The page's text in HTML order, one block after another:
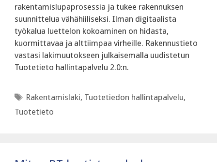
rakentamislupaprosessia ja tukee rakennuksen
suunnittelua vähähiiliseksi. Ilman digitaalista
työkalua luettelon kokoaminen on hidasta,
kuormittavaa ja alttiimpaa virheille. Rakennustieto
vastasi lakimuutokseen julkaisemalla uudistetun
Tuotetieto hallintapalvelu 2.0:n.
Avainsanat
Rakentamislaki, Tuotetiedon hallintapalvelu,
Tuotetieto